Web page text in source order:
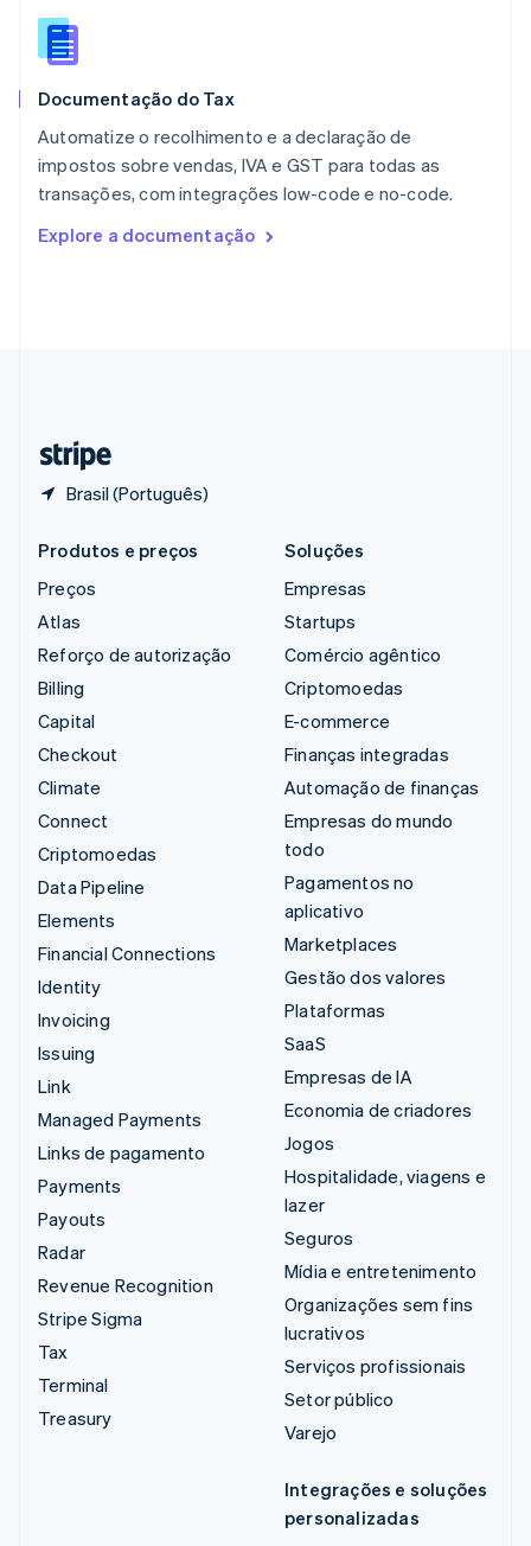
Documentação do Tax
Automatize o recolhimento e a declaração de
impostos sobre vendas, IVA e GST para todas as
transações, com integrações low-code e no-code.
Explore a documentação
Brasil (Português)
Portugal
Português
English简体中文
Reino Unido
República Tcheca
English
English
Produtos e preços
Preços
Atlas
Reforço de autorização
Billing
Capital
Checkout
Climate
Connect
Criptomoedas
Data Pipeline
Elements
Financial Connections
Identity
Invoicing
Issuing
Link
Managed Payments
Links de pagamento
Payments
Payouts
Radar
Revenue Recognition
Stripe Sigma
Tax
Terminal
Treasury
Soluções
Empresas
Startups
Comércio agêntico
Criptomoedas
E-commerce
Finanças integradas
Automação de finanças
Empresas do mundo
todo
Pagamentos no
aplicativo
Marketplaces
Gestão dos valores
Plataformas
SaaS
Empresas de IA
Economia de criadores
Jogos
Hospitalidade, viagens e
lazer
Seguros
Mídia e entretenimento
Organizações sem fins
lucrativos
Serviços profissionais
Setor público
Varejo
Integrações e soluções
personalizadas